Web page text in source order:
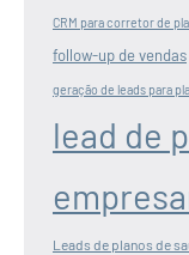
CRM para corretor de
follow-up de vendas
geração de leads para
lead de
Leads de planos de